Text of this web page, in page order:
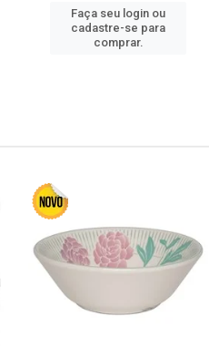
Faça seu login ou
cadastre-se para
comprar.